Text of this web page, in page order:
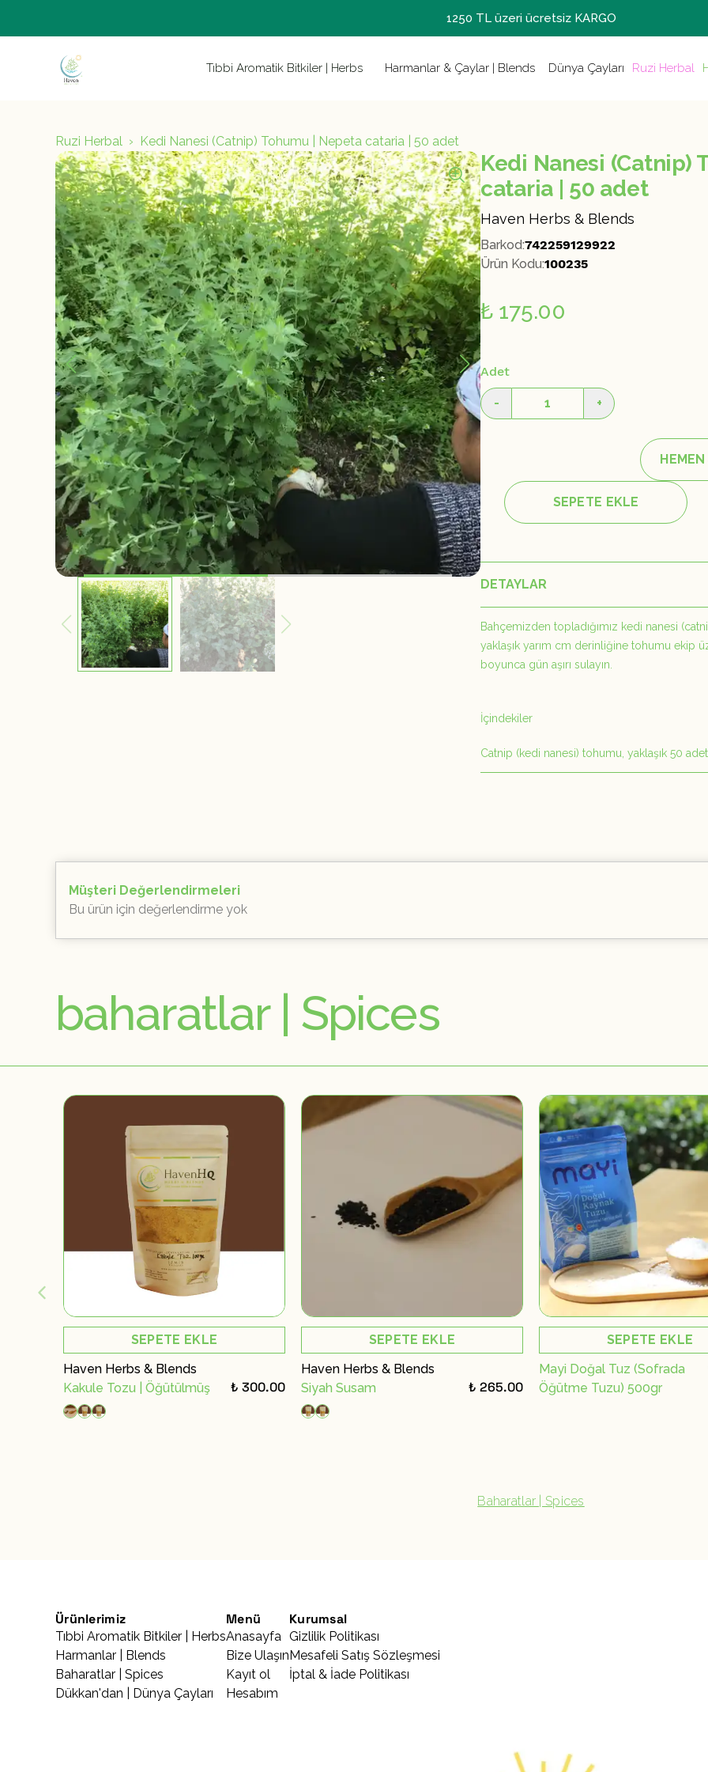
1250 TL üzeri ücretsiz KARGO
Tıbbi Aromatik Bitkiler | Herbs
Şifalı
Harmanlar & Çaylar | Blends Dünya Çayları Ruzi Herbal
Ruzi Herbal Kedi Nanesi (Catnip) Tohumu | Nepeta cataria | 50 adet
Kedi Nanesi (Catnip)
cataria | 50 adet
Haven Herbs & Blends
Barkod:742259129922
Ürün Kodu:100235
₺ 175.00
Adet
- +
SEPETE EKLE
DETAYLAR
Bahçemizden topladığımız kedi nanesi
yaklaşık yarım cm derinliğine tohumu ekip
boyunca gün aşırı sulayın.
İçindekiler
Catnip (kedi nanesi) tohumu, yaklaşık 50 adet
Müşteri Değerlendirmeleri
Bu ürün için değerlendirme yok
baharatlar | Spices
SEPETE EKLE
Haven Herbs & Blends
Kakule Tozu | Öğütülmüş
₺ 300.00
SEPETE EKLE
Haven Herbs & Blends
Siyah Susam
₺ 265.00
SEPETE EKLE
Mayi Doğal Tuz (Sofrada
Öğütme Tuzu) 500gr
Baharatlar | Spices
Ürünlerimiz
Tıbbi Aromatik Bitkiler | Herbs
Harmanlar | Blends
Baharatlar | Spices
Dükkan'dan | Dünya Çayları
Menü
Anasayfa
Bize Ulaşın
Kayıt ol
Hesabım
Kurumsal
Gizlilik Politikası
Mesafeli Satış Sözleşmesi
İptal & İade Politikası